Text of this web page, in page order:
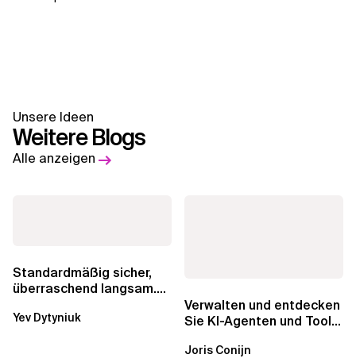
Unsere Ideen
Weitere Blogs
Alle anzeigen
Standardmäßig sicher,
überraschend langsam.
über die RDS...
Yev Dytyniuk
Verwalten und entdecken
Sie KI-Agenten und Tools
AgentCore...
Joris Conijn